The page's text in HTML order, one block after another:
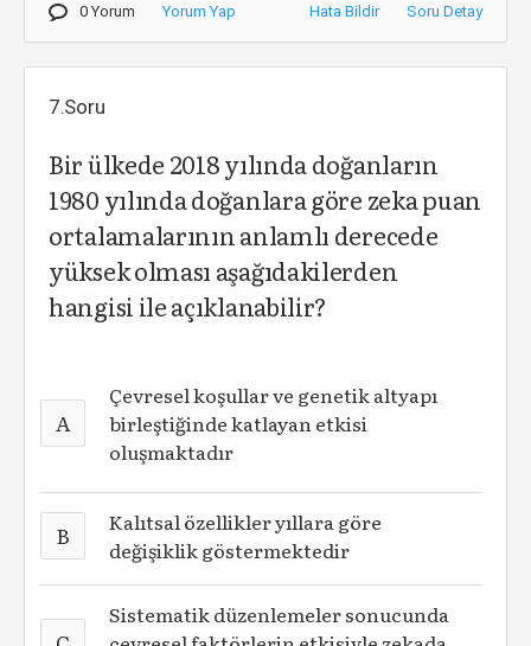
0 Yorum Yorum Yap Hata Bildir Soru Detay
7.Soru
Bir ülkede 2018 yılında doğanların
1980 yılında doğanlara göre zeka puan
ortalamalarının anlamlı derecede
yüksek olması aşağıdakilerden
hangisi ile açıklanabilir?
A
Çevresel koşullar ve genetik altyapı
birleştiğinde katlayan etkisi
oluşmaktadır
B
Kalıtsal özellikler yıllara göre
değişiklik göstermektedir
Sistematik düzenlemeler sonucunda